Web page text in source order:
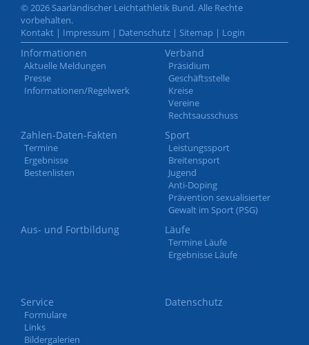
© 2026 Saarländischer Leichtathletik Bund. Alle Rechte
vorbehalten.
Kontakt | Impressum | Datenschutz | Sitemap | Login
Informationen
Aktuelle Meldungen
Presse
Informationen/Regelwerk
Verband
Präsidium
Geschäftsstelle
Kreise
Vereine
Rechtsausschuss
Zahlen-Daten-Fakten
Termine
Ergebnisse
Bestenlisten
Sport
Leistungssport
Breitensport
Jugend
Anti-Doping
Prävention sexualisierter
Gewalt im Sport (PSG)
Aus- und Fortbildung Läufe
Termine Läufe
Ergebnisse Läufe
Service
Formulare
Links
Bildergalerien
Datenschutz